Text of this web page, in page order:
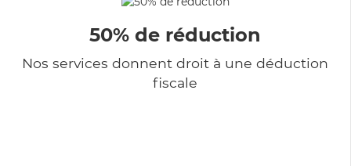
50% de réduction
Nos services donnent droit à une déduction
fiscale